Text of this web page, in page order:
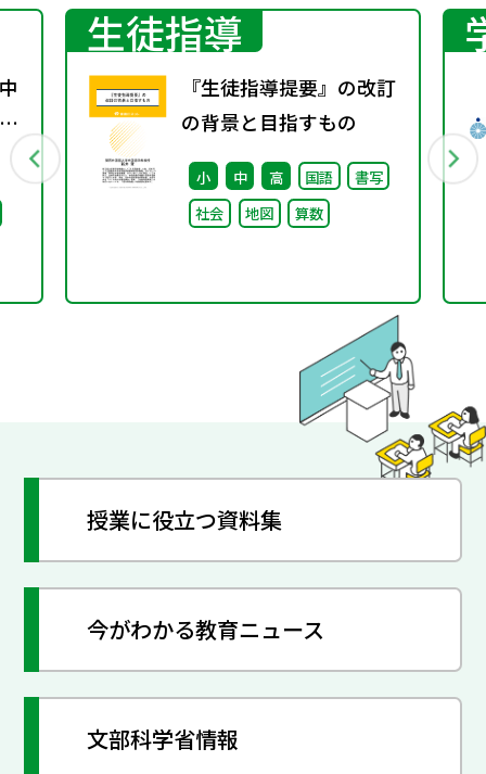
生徒指導
『生徒指導提要』の改訂
の背景と目指すもの
小 中 高 国語
書写
社会
地図 算数
授業に役立つ資料集
今がわかる教育ニュース
文部科学省情報